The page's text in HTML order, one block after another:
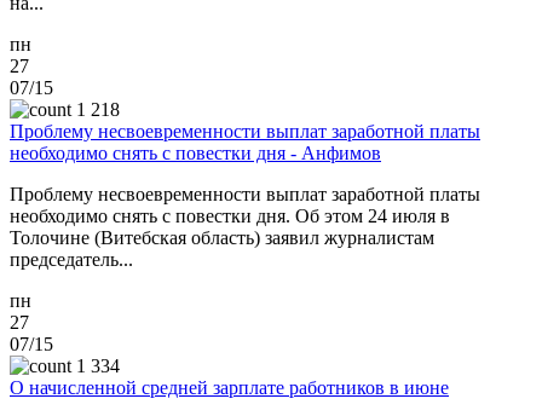
пн
27
07/15
1 218
Проблему несвоевременности выплат заработной платы
необходимо снять с повестки дня - Анфимов
Проблему несвоевременности выплат заработной платы
необходимо снять с повестки дня. Об этом 24 июля в
Толочине (Витебская область) заявил журналистам
председатель...
пн
27
07/15
1 334
О начисленной средней зарплате работников в июне